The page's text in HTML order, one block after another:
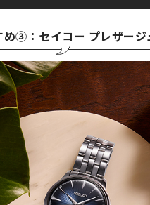
め③：セイコー プレザージ